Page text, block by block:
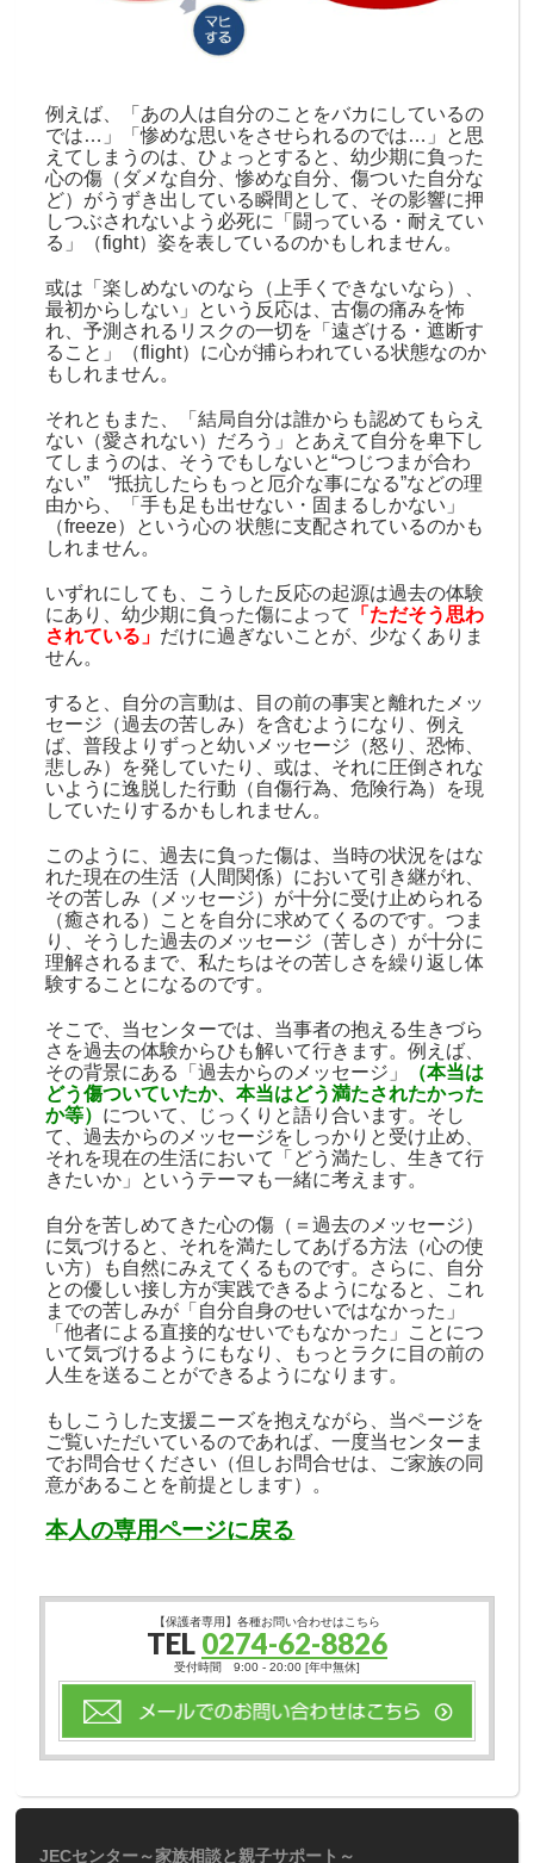
例えば、「あの人は自分のことをバカにしているの
では… 」「惨めな思いをさせられるのでは… 」と思
えてしまうのは、ひょっとすると、幼少期に負った
心の傷（ダメな自分、惨めな自分、傷ついた自分な
ど）がうずき出している瞬間として、その影響に押
しつぶされないよう必死に「闘っている・耐えてい
る」（fight）姿を表しているのかもしれません。
或は「楽しめないのなら（上手くできないなら）、
最初からしない」という反応は、古傷の痛みを怖
れ、予測されるリスクの一切を「遠ざける・遮断す
ること」（flight）に心が捕らわれている状態なのか
もしれません。
それともまた、「結局自分は誰からも認めてもらえ
ない（愛されない）だろう」とあえて自分を卑下し
てしまうのは、そうでもしないと“つじつまが合わ
ない” “抵抗したらもっと厄介な事になる”などの理
由から、「手も足も出せない・固まるしかない」
（freeze）という心の 状態に支配されているのかも
しれません。
いずれにしても、こうした反応の起源は過去の体験
にあり、幼少期に負った傷によって
「ただそう思わ
されている」 だけに過ぎないことが、少なくありま
せん。
すると、自分の言動は、目の前の事実と離れたメッ
セージ（過去の苦しみ）を含むようになり、例え
ば、普段よりずっと幼いメッセージ（怒り、恐怖、
悲しみ）を発していたり、或は、それに圧倒されな
いように逸脱した行動（自傷行為、危険行為）を現
していたりするかもしれません。
このように、過去に負った傷は、当時の状況をはな
れた現在の生活（人間関係）において引き継がれ、
その苦しみ（メッセージ）が十分に受け止められる
（癒される）ことを自分に求めてくるのです。つま
り、そうした過去のメッセージ（苦しさ）が十分に
理解されるまで、私たちはその苦しさを繰り返し体
験することになるのです。
そこで、当センターでは、当事者の抱える生きづら
さを過去の体験からひも解いて行きます。例えば、
その背景にある「過去からのメッセージ」
（本当は
どう傷ついていたか、本当はどう満たされたかった
か等） について、じっくりと語り合います。そし
て、過去からのメッセージをしっかりと受け止め、
それを現在の生活において「どう満たし、生きて行
きたいか」というテーマも一緒に考えます。
自分を苦しめてきた心の傷（＝過去のメッセージ）
に気づけると、それを満たしてあげる方法（心の使
い方）も自然にみえてくるものです。さらに、自分
との優しい接し方が実践できるようになると、これ
までの苦しみが「自分自身のせいではなかった」
「他者による直接的なせいでもなかった」ことにつ
いて気づけるようにもなり、もっとラクに目の前の
人生を送ることができるようになります。
もしこうした支援ニーズを抱えながら、当ページを
ご覧いただいているのであれば、一度当センターま
でお問合せください（但しお問合せは、ご家族の同
意があることを前提とします）。
本人の専用ページに戻る
【保護者専用】各種お問い合わせはこちら
TEL 0274-62-8826
受付時間 9:00 - 20:00 [年中無休]
JECセンター～家族相談と親子サポート～